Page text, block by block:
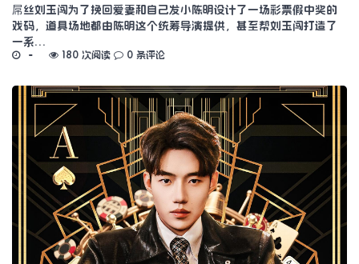
屌丝刘玉闯为了挽回爱妻和自己发小陈明设计了一场彩票假中奖的
戏码，道具场地都由陈明这个统筹导演提供，甚至帮刘玉闯打造了
一系…
180 次阅读 0 条评论